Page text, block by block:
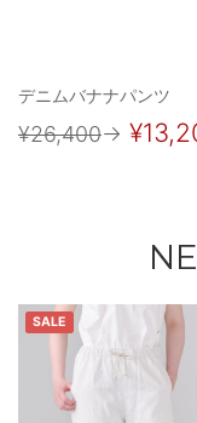
デニムバナナパンツ
¥26,400→
SALE